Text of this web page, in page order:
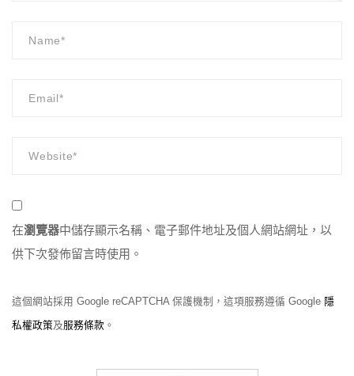
在瀏覽器中儲存顯示名稱、電子郵件地址及個人網站網址，以
供下次發佈留言時使用。
這個網站採用 Google reCAPTCHA 保護機制，這項服務遵循 Google 隱
私權政策及服務條款 。